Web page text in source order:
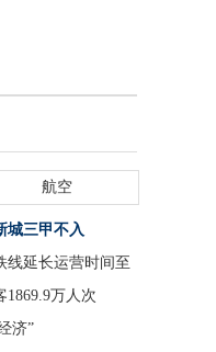
航空
高铁
城三甲不入
线延长运营时间至
万人次
济”